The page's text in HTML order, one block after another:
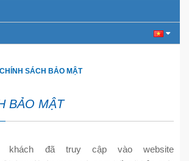
CHÍNH SÁCH BẢO MẬT
BẢO MẬT
đã truy cập vào website